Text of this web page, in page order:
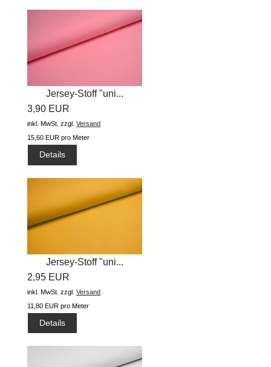
Jersey-Stoff "uni...
3,90 EUR
inkl. MwSt. zzgl. Versand
15,60 EUR pro Meter
Details
Jersey-Stoff "uni...
2,95 EUR
inkl. MwSt. zzgl. Versand
11,80 EUR pro Meter
Details